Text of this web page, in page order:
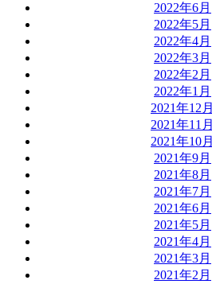
2022年6月
2022年5月
2022年4月
2022年3月
2022年2月
2022年1月
2021年12月
2021年11月
2021年10月
2021年9月
2021年8月
2021年7月
2021年6月
2021年5月
2021年4月
2021年3月
2021年2月